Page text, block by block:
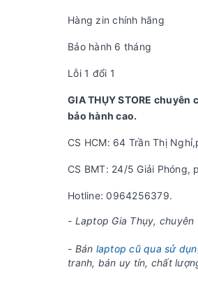
Hàng zin chính hãng
Bảo hành 6 tháng
Lỗi 1 đổi 1
GIA THỤY STORE
bảo hành cao.
CS HCM: 64 Trần Thị
CS BMT: 24/5 Giải Phóng,
Hotline: 0964256379.
- Laptop Gia Thụy, chuyên
- Bán laptop cũ qua sử
tranh, bán uy tín, chất